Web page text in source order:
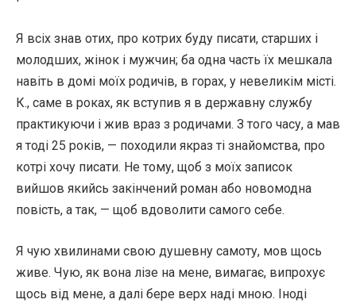
Я всіх знав отих, про котрих буду писати, старших і
молодших, жінок і мужчин; ба одна часть їх мешкала
навіть в домі моїх родичів, в горах, у невеликім місті.
К., саме в роках, як вступив я в державну службу
практикуючи і жив враз з родичами. З того часу, а мав
я тоді 25 років, — походили якраз ті знайомства, про
котрі хочу писати. Не тому, щоб з моїх записок
вийшов якийсь закінчений роман або новомодна
повість, а так, — щоб вдоволити самого себе.
Я чую хвилинами свою душевну самоту, мов щось
живе. Чую, як вона лізе на мене, вимагає, випрохує
щось від мене, а далі бере верх наді мною. Іноді